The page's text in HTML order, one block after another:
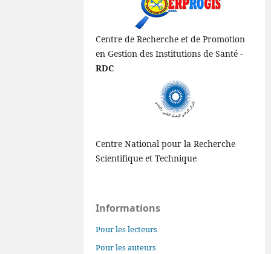
Centre de Recherche et de Promotion
en Gestion des Institutions de Santé -
RDC
Centre National pour la Recherche
Scientifique et Technique
Informations
Pour les lecteurs
Pour les auteurs